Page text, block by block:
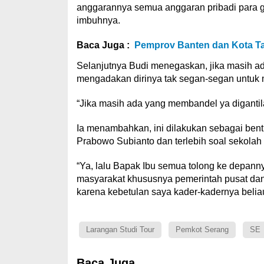
anggarannya semua anggaran pribadi para
imbuhnya.
Baca Juga : Pemprov Banten dan Kota
Selanjutnya Budi menegaskan, jika masih
mengadakan dirinya tak segan-segan untuk
“Jika masih ada yang membandel ya
Ia menambahkan, ini dilakukan sebagai
Prabowo Subianto dan terlebih soal
“Ya, lalu Bapak Ibu semua tolong ke
masyarakat khususnya pemerintah pusat
karena kebetulan saya kader-kadernya
Larangan Studi Tour Pemkot Serang SE